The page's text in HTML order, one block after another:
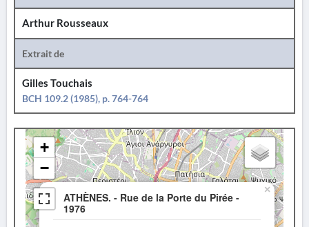
Arthur Rousseaux
Extrait de
Gilles Touchais
BCH 109.2 (1985), p. 764-764
ATHÈNES. - Rue de la Porte du Pirée -
1976
×
+
−